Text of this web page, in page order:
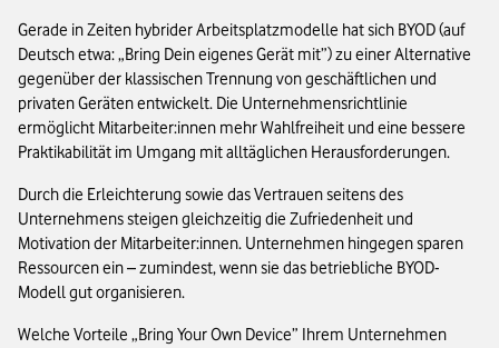
Gerade in Zeiten hybrider Arbeitsplatzmodelle hat sich BYOD (auf
Deutsch etwa: „Bring Dein eigenes Gerät mit”) zu einer Alternative
gegenüber der klassischen Trennung von geschäftlichen und
privaten Geräten entwickelt. Die Unternehmensrichtlinie
ermöglicht Mitarbeiter:innen mehr Wahlfreiheit und eine bessere
Praktikabilität im Umgang mit alltäglichen Herausforderungen.
Durch die Erleichterung sowie das Vertrauen seitens des
Unternehmens steigen gleichzeitig die Zufriedenheit und
Motivation der Mitarbeiter:innen. Unternehmen hingegen sparen
Ressourcen ein – zumindest, wenn sie das betriebliche BYOD-
Modell gut organisieren.
Welche Vorteile „Bring Your Own Device” Ihrem Unternehmen